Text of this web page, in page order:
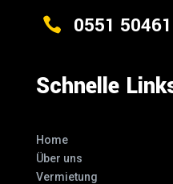
 0551
Schnelle
Home
Über uns
Vermietung